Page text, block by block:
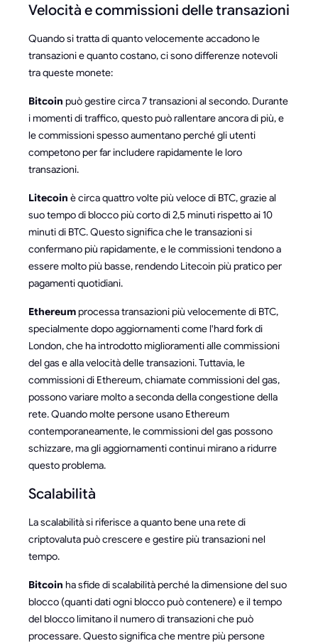
Velocità e commissioni delle transazioni
Quando si tratta di quanto velocemente accadono le
transazioni e quanto costano, ci sono differenze notevoli
tra queste monete:
Bitcoin può gestire circa 7 transazioni al secondo. Durante
i momenti di traffico, questo può rallentare ancora di più, e
le commissioni spesso aumentano perché gli utenti
competono per far includere rapidamente le loro
transazioni.
Litecoin è circa quattro volte più veloce di BTC, grazie al
suo tempo di blocco più corto di 2,5 minuti rispetto ai 10
minuti di BTC. Questo significa che le transazioni si
confermano più rapidamente, e le commissioni tendono a
essere molto più basse, rendendo Litecoin più pratico per
pagamenti quotidiani.
Ethereumprocessa transazioni più velocemente di BTC,
specialmente dopo aggiornamenti come l'hard fork di
London, che ha introdotto miglioramenti alle commissioni
del gas e alla velocità delle transazioni. Tuttavia, le
commissioni di Ethereum, chiamate commissioni del gas,
possono variare molto a seconda della congestione della
rete. Quando molte persone usano Ethereum
contemporaneamente, le commissioni del gas possono
schizzare, ma gli aggiornamenti continui mirano a ridurre
questo problema.
Scalabilità
La scalabilità si riferisce a quanto bene una rete di
criptovaluta può crescere e gestire più transazioni nel
tempo.
Bitcoin ha sfide di scalabilità perché la dimensione del suo
blocco (quanti dati ogni blocco può contenere) e il tempo
del blocco limitano il numero di transazioni che può
processare. Questo significa che mentre più persone